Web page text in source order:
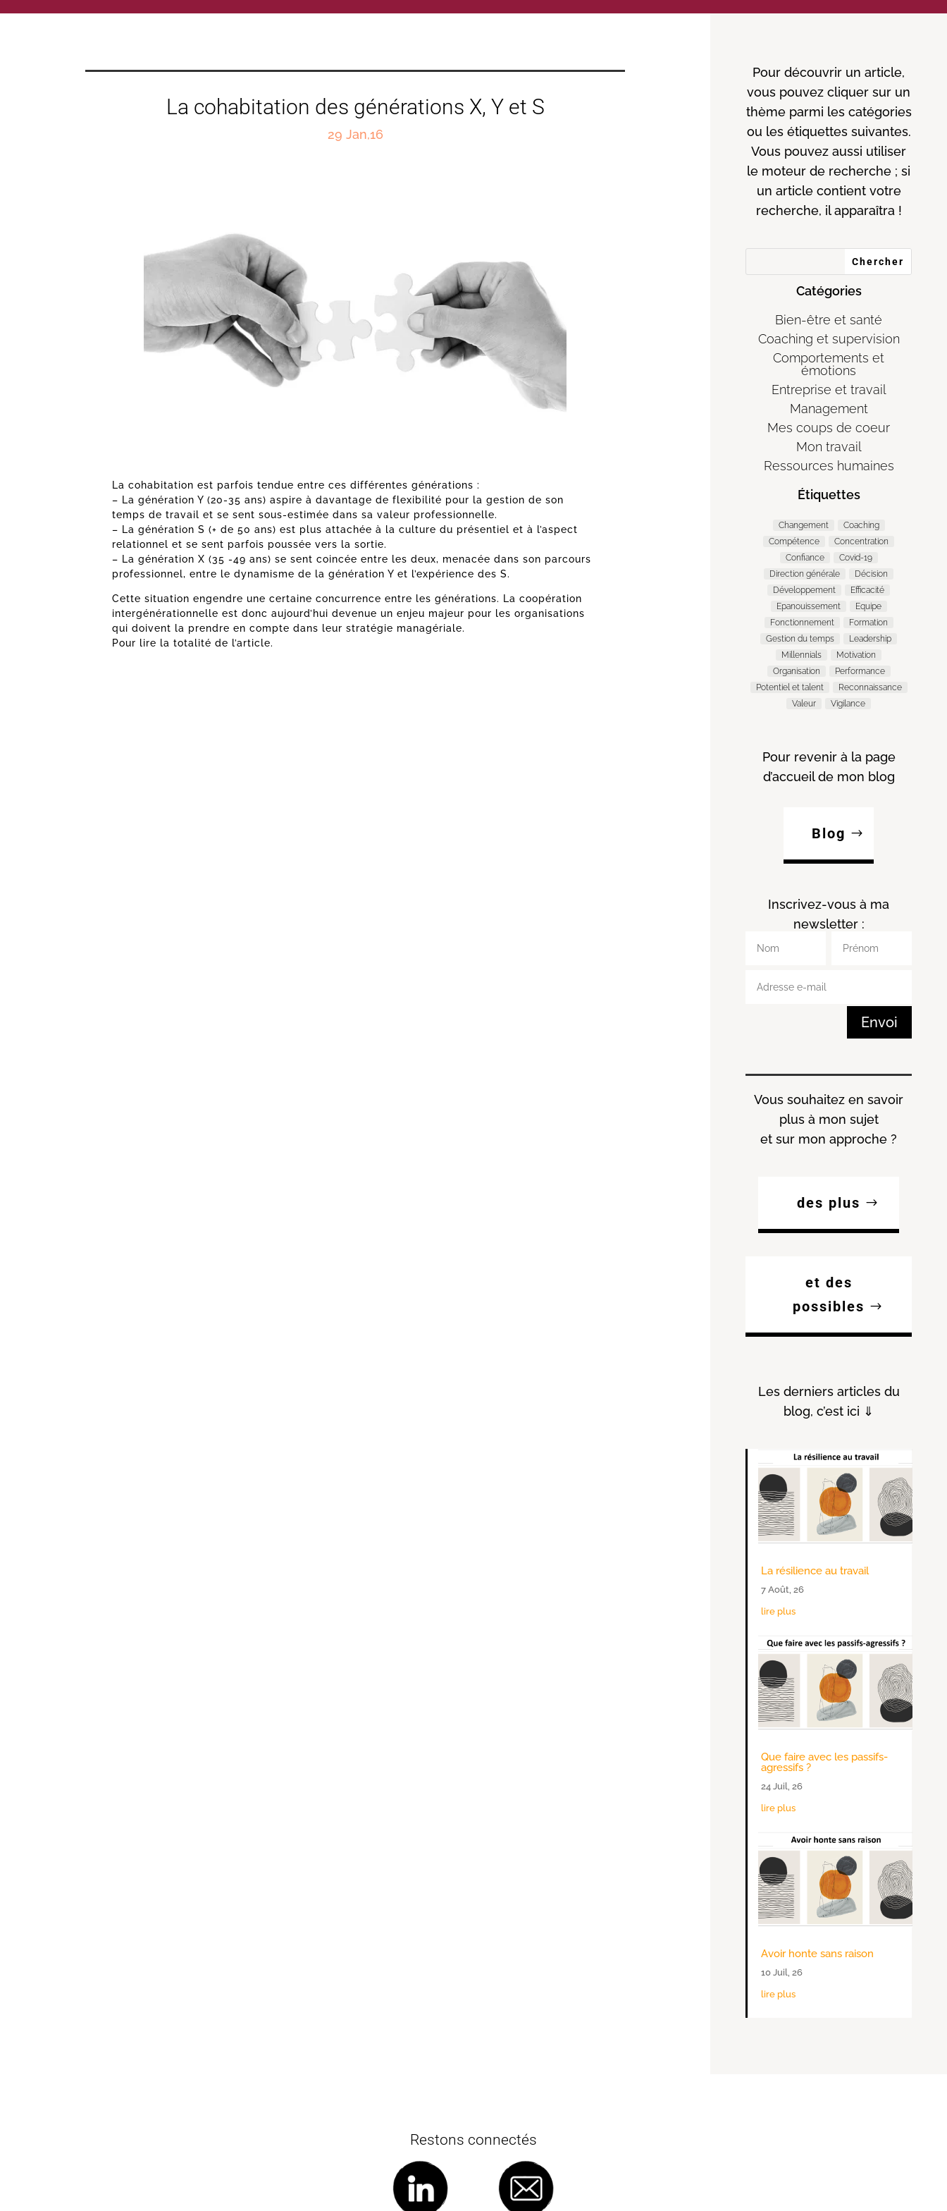
La cohabitation des générations X, Y et S
29 Jan,16
La cohabitation est parfois tendue entre ces différentes générations :
– La génération Y (20-35 ans) aspire à davantage de flexibilité pour la gestion de son
temps de travail et se sent sous-estimée dans sa valeur professionnelle.
– La génération S (+ de 50 ans) est plus attachée à la culture du présentiel et à l’aspect
relationnel et se sent parfois poussée vers la sortie.
– La génération X (35 -49 ans) se sent coincée entre les deux, menacée dans son parcours
professionnel, entre le dynamisme de la génération Y et l’expérience des S.
Cette situation engendre une certaine concurrence entre les générations. La coopération
intergénérationnelle est donc aujourd’hui devenue un enjeu majeur pour les organisations
qui doivent la prendre en compte dans leur stratégie managériale.
Pour lire la totalité de l’article.
Pour découvrir un article,
vous pouvez cliquer sur un
thème parmi les catégories
ou les étiquettes suivantes.
Vous pouvez aussi utiliser
le moteur de recherche ; si
un article contient votre
recherche, il apparaîtra !
Catégories
Bien-être et santé
Coaching et supervision
Comportements et
émotions
Entreprise et travail
Management
Mes coups de coeur
Mon travail
Ressources humaines
Étiquettes
Changement
Coaching
Compétence
Concentration
Confiance
Covid-19
Direction générale
Décision
Développement
Efficacité
Epanouissement
Equipe
Fonctionnement
Formation
Gestion du temps
Leadership
Millennials
Motivation
Organisation
Performance
Potentiel et talent
Reconnaissance
Valeur
Vigilance
Pour revenir à la page
d’accueil de mon blog
Blog
Inscrivez-vous à ma
newsletter :
Envoi
Vous souhaitez en savoir
plus à mon sujet
et sur mon approche ?
des plus
et des
possibles
Les derniers articles du
blog, c’est ici ⇓
La résilience au travail
7 Août, 26
lire plus
Que faire avec les passifs-
agressifs ?
24 Juil, 26
lire plus
Avoir honte sans raison
10 Juil, 26
lire plus
Restons connectés